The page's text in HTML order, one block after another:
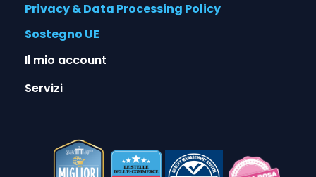
Privacy & Data Processing Policy
Sostegno UE
Il mio account
Servizi